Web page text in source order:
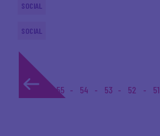
SOCIAL
SOCIAL
1... 55 54 53 52 51